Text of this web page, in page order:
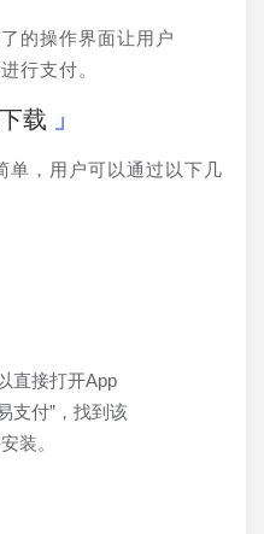
了的操作界面让用户
行支付。
载
单，用户可以通过以下几
直接打开App
支付”，找到该
装。